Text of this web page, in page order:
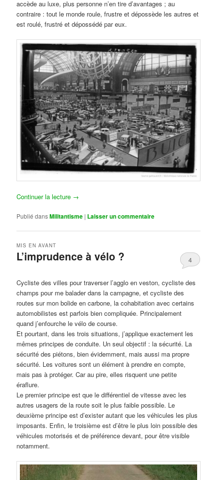
accède au luxe, plus personne n’en tire d’avantages ; au
contraire : tout le monde roule, frustre et dépossède les autres et
est roulé, frustré et dépossédé par eux.
Continuer la lecture →
Publié dansMilitantisme | Laisser un commentaire
L’imprudence à vélo ?
MIS EN AVANT
4
Cycliste des villes pour traverser l’agglo en veston, cycliste des
champs pour me balader dans la campagne, et cycliste des
routes sur mon bolide en carbone, la cohabitation avec certains
automobilistes est parfois bien compliquée. Principalement
quand j’enfourche le vélo de course.
Et pourtant, dans les trois situations, j’applique exactement les
mêmes principes de conduite. Un seul objectif : la sécurité. La
sécurité des piétons, bien évidemment, mais aussi ma propre
sécurité. Les voitures sont un élément à prendre en compte,
mais pas à protéger. Car au pire, elles risquent une petite
éraflure.
Le premier principe est que le différentiel de vitesse avec les
autres usagers de la route soit le plus faible possible. Le
deuxième principe est d’exister autant que les véhicules les plus
imposants. Enfin, le troisième est d’être le plus loin possible des
véhicules motorisés et de préférence devant, pour être visible
notamment.